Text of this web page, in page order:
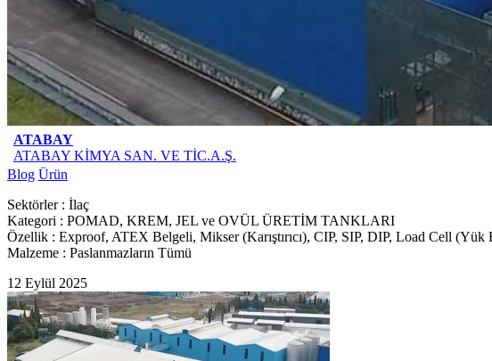
ATABAY
ATABAY KİMYA SAN. VE TİC.A.Ş.
Blog Ürün
Sektörler: İlaç
Kategori : POMAD, KREM, JEL ve OVÜL ÜRETİM TANKLARI
Özellik : Exproof, ATEX Belgeli, Mikser (Karıştırıcı), CIP, SIP, DIP, Load Cell
Malzeme : Paslanmazların Tümü
12 Eylül 2025